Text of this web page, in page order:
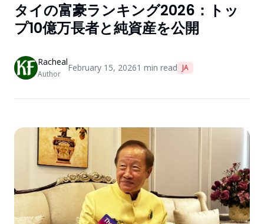
タイの富豪ランキング2026：トッ
プ10億万長者と純資産を公開
Racheal
Author
February 15, 20261 min read JA